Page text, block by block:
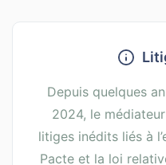
Depuis quelques
2024, le
litiges inédits liés à
Pacte et la loi